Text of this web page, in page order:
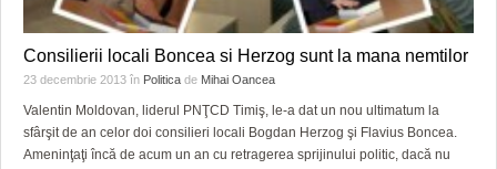
Consilierii locali Boncea si Herzog sunt la mana nemtilor
23 decembrie 2013 în Politica de Mihai Oancea
Valentin Moldovan, liderul PNŢCD Timiş, le-a dat un nou ultimatum la
sfârşit de an celor doi consilieri locali Bogdan Herzog şi Flavius Boncea.
Ameninţaţi încă de acum un an cu retragerea sprijinului politic, dacă nu